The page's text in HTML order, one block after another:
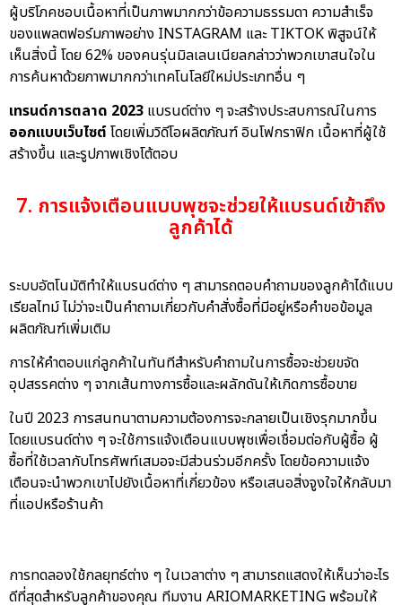
ผู้บริโภคชอบเนื้อหาที่เป็นภาพมากกว่าข้อความธรรมดา ความสำเร็จ
ของแพลตฟอร์มภาพอย่าง INSTAGRAM และ TIKTOK พิสูจน์ให้
เห็นสิ่งนี้ โดย 62% ของคนรุ่นมิลเลนเนียลกล่าวว่าพวกเขาสนใจใน
การค้นหาด้วยภาพมากกว่าเทคโนโลยีใหม่ประเภทอื่น ๆ
เทรนด์การตลาด 2023 แบรนด์ต่าง ๆ จะสร้างประสบการณ์ในการ
ออกแบบเว็บไซต์ โดยเพิ่มวิดีโอผลิตภัณฑ์ อินโฟกราฟิก เนื้อหาที่ผู้ใช้
สร้างขึ้น และรูปภาพเชิงโต้ตอบ
7. การแจ้งเตือนแบบพุชจะช่วยให้แบรนด์เข้าถึง
ลูกค้าได้
ระบบอัตโนมัติทำให้แบรนด์ต่าง ๆ สามารถตอบคำถามของลูกค้าได้แบบ
เรียลไทม์ ไม่ว่าจะเป็นคำถามเกี่ยวกับคำสั่งซื้อที่มีอยู่หรือคำขอข้อมูล
ผลิตภัณฑ์เพิ่มเติม
การให้คำตอบแก่ลูกค้าในทันทีสำหรับคำถามในการซื้อจะช่วยขจัด
อุปสรรคต่าง ๆ จากเส้นทางการซื้อและผลักดันให้เกิดการซื้อขาย
ในปี 2023 การสนทนาตามความต้องการจะกลายเป็นเชิงรุกมากขึ้น
โดยแบรนด์ต่าง ๆ จะใช้การแจ้งเตือนแบบพุชเพื่อเชื่อมต่อกับผู้ซื้อ ผู้
ซื้อที่ใช้เวลากับโทรศัพท์เสมอจะมีส่วนร่วมอีกครั้ง โดยข้อความแจ้ง
เตือนจะนำพวกเขาไปยังเนื้อหาที่เกี่ยวข้อง หรือเสนอสิ่งจูงใจให้กลับมา
ที่แอปหรือร้านค้า
การทดลองใช้กลยุทธ์ต่าง ๆ ในเวลาต่าง ๆ สามารถแสดงให้เห็นว่าอะไร
ดีที่สุดสำหรับลูกค้าของคุณ ทีมงาน ARIOMARKETING พร้อมให้